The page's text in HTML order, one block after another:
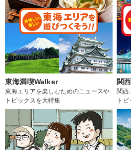
東海満喫Walker
東海エリアを楽しむためのニュースや
トピックスを大特集
関
関西
ト